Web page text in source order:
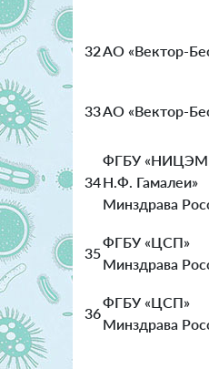
32АО «Вектор-
33АО «Вектор-
34
ФГБУ «НИЦЭМ
Н.Ф. Гамалеи»
Минздрава
35
ФГБУ «ЦСП»
Минздрава
36
ФГБУ «ЦСП»
Минздрава